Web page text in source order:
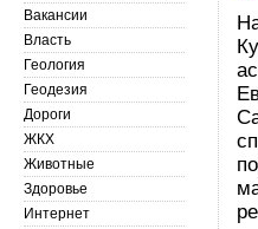
Вакансии
Власть
Геология
Геодезия
Дороги
ЖКХ
Животные
Здоровье
Интернет